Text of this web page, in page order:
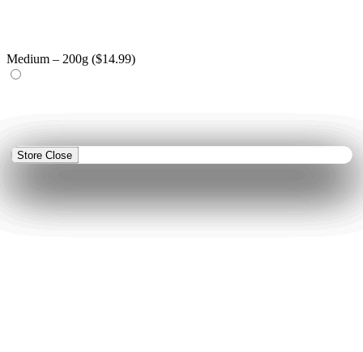
Store Close
Store Close
Store Close
Store Close
Store Close
Store Close
Medium – 200g ($14.99)